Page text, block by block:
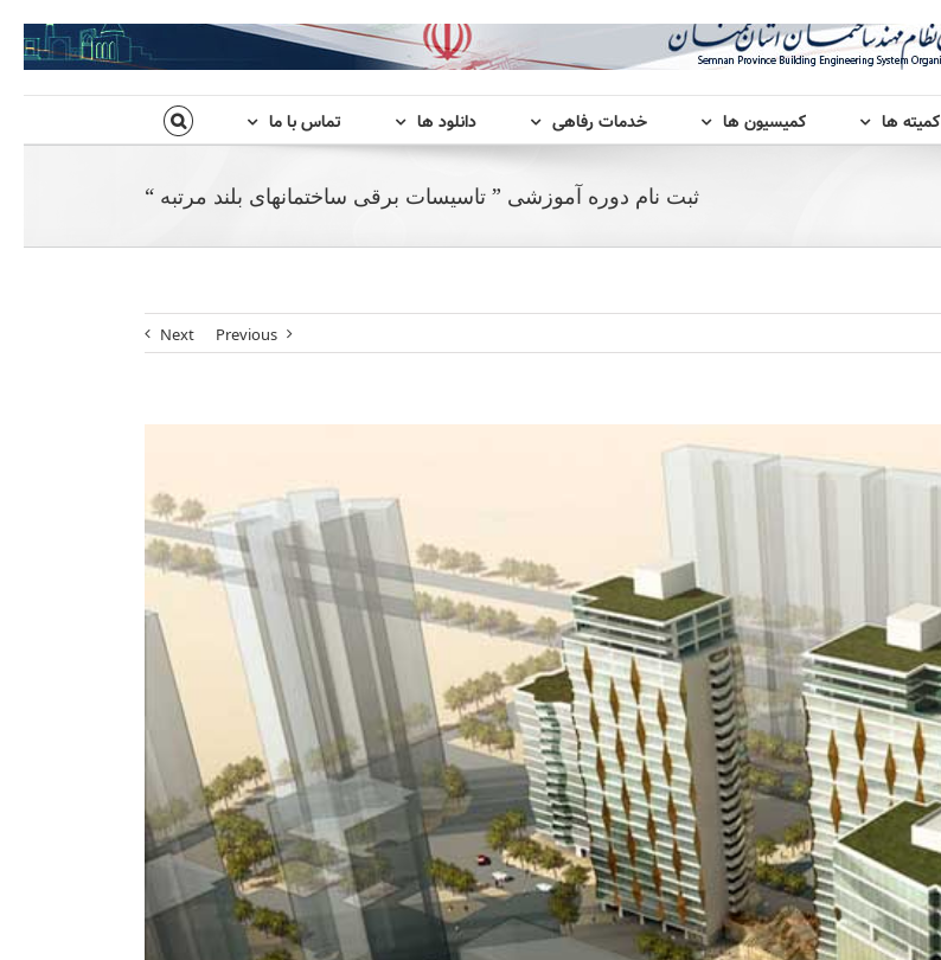
کمیته ها کمیسیون ها خدمات رفاهی دانلود ها تماس با ما
ثبت نام دوره آموزشی ” تاسیسات برقی ساختمانهای بلند مرتبه “
Previous
Next